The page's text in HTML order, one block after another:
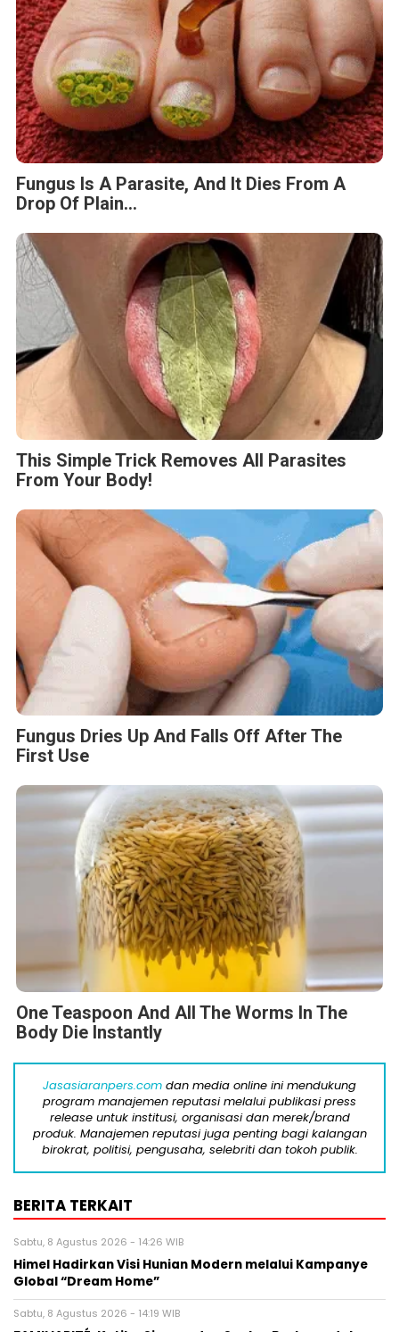
Fungus Is A Parasite, And It Dies From A
Drop Of Plain...
This Simple Trick Removes All Parasites
From Your Body!
Fungus Dries Up And Falls Off After The
First Use
One Teaspoon And All The Worms In The
Body Die Instantly
Jasasiaranpers.com dan media online ini mendukung
program manajemen reputasi melalui publikasi press
release untuk institusi, organisasi dan merek/brand
produk. Manajemen reputasi juga penting bagi kalangan
birokrat, politisi, pengusaha, selebriti dan tokoh publik.
BERITA TERKAIT
Sabtu, 8 Agustus 2026 - 14:26 WIB
Himel Hadirkan Visi Hunian Modern melalui Kampanye
Global “Dream Home”
Sabtu, 8 Agustus 2026 - 14:19 WIB